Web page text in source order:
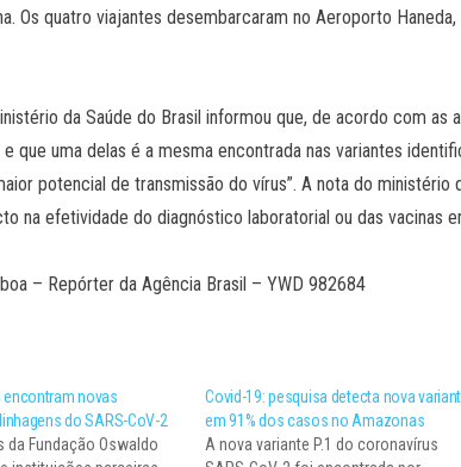
Os quatro viajantes desembarcaram no Aeroporto
da Saúde do Brasil informou que, de acordo com as
que uma delas é a mesma encontrada nas variantes
potencial de transmissão do vírus”. A nota do ministério
na efetividade do diagnóstico laboratorial ou das vacinas
– Repórter da Agência Brasil – YWD 982684
novas
do SARS-CoV-2
da Fundação Oswaldo
Covid-19: pesquisa detecta nova
em 91% dos casos no Amazonas
A nova variante P.1 do coronavírus